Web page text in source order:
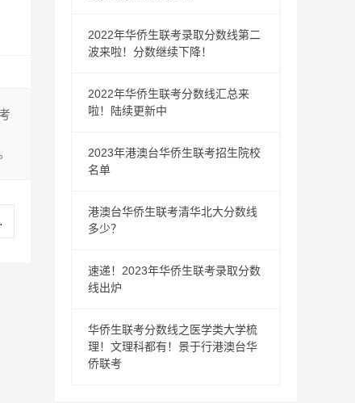
2022年华侨生联考录取分数线第二
波来啦！分数继续下降！
2022年华侨生联考分数线汇总来
啦！陆续更新中
2023年港澳台华侨生联考招生院校
名单
港澳台华侨生联考清华北大分数线
多少？
速递！2023年华侨生联考录取分数
线出炉
华侨生联考分数线之医学类大学梳
理！文理科都有！景于行港澳台华
侨联考